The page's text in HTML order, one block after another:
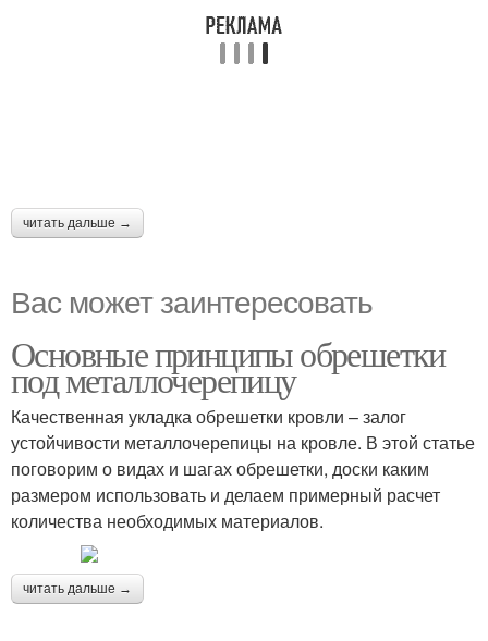
читать дальше →
Вас может заинтересовать
Основные принципы обрешетки
под металлочерепицу
Качественная укладка обрешетки кровли – залог
устойчивости металлочерепицы на кровле. В этой статье
поговорим о видах и шагах обрешетки, доски каким
размером использовать и делаем примерный расчет
количества необходимых материалов.
читать дальше →